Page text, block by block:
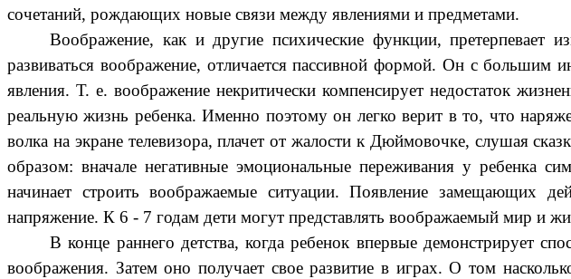
сочетаний, рождающих новые связи между явлениями и предметами.
Воображение, как и другие психические функции, претерпевает
развиваться воображение, отличается пассивной формой. Он с большим
явления. Т. е. воображение некритически компенсирует недостаток
реальную жизнь ребенка. Именно поэтому он легко верит в то, что
волка на экране телевизора, плачет от жалости к Дюймовочке, слушая
образом: вначале негативные эмоциональные переживания у ребенка
начинает строить воображаемые ситуации. Появление замещающих
напряжение. К 6 - 7 годам дети могут представлять воображаемый мир и
В конце раннего детства, когда ребенок впервые демонстрирует
воображения. Затем оно получает свое развитие в играх. О том